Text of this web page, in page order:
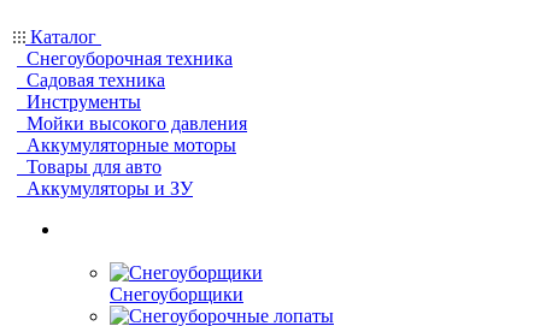
Каталог
Снегоуборочная техника
Садовая техника
Инструменты
Мойки высокого давления
Аккумуляторные моторы
Товары для авто
Аккумуляторы и ЗУ
Снегоуборщики